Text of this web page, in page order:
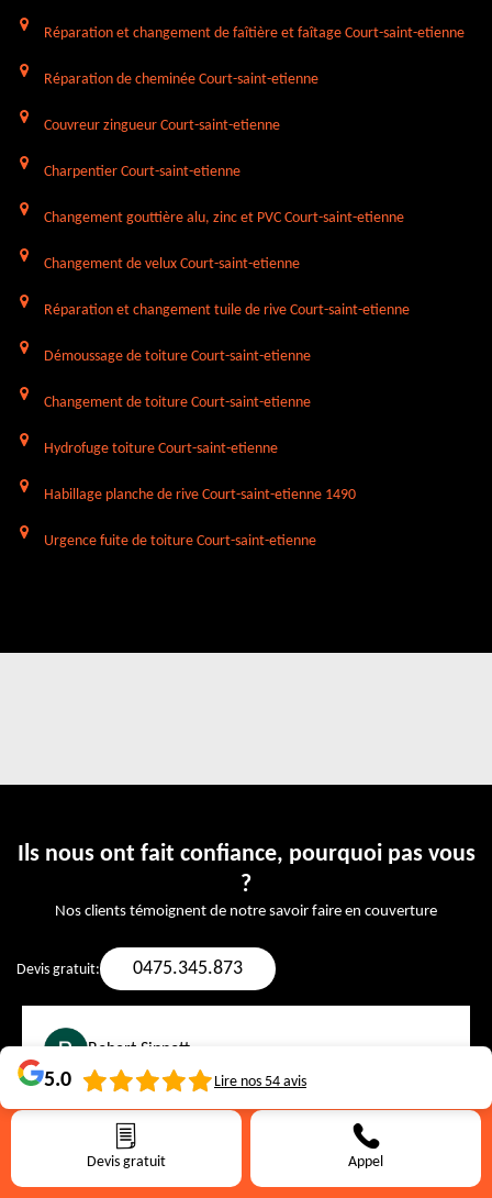
Devis gratuit Appel
Réparation et changement de faîtière et faîtage Court-saint-etienne
Réparation de cheminée Court-saint-etienne
Couvreur zingueur Court-saint-etienne
Charpentier Court-saint-etienne
Changement gouttière alu, zinc et PVC Court-saint-etienne
Changement de velux Court-saint-etienne
Réparation et changement tuile de rive Court-saint-etienne
Démoussage de toiture Court-saint-etienne
Changement de toiture Court-saint-etienne
Hydrofuge toiture Court-saint-etienne
Habillage planche de rive Court-saint-etienne 1490
Urgence fuite de toiture Court-saint-etienne
Ils nous ont fait confiance, pourquoi pas vous
?
Nos clients témoignent de notre savoir faire en couverture
Devis gratuit: 0475.345.873
Robert Sinnott
The workers were punctual, skilled, and respectful. Excellent
craftsmanship and smooth experience!
5.0 Lire nos 54 avis